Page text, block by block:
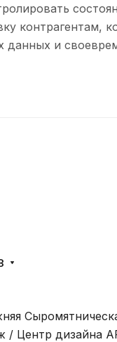
контрагентам,
данных и
/ Центр дизайна